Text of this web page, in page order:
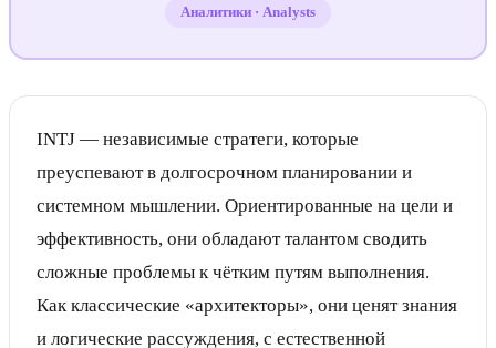
Аналитики · Analysts
INTJ — независимые стратеги, которые
преуспевают в долгосрочном планировании и
системном мышлении. Ориентированные на цели и
эффективность, они обладают талантом сводить
сложные проблемы к чётким путям выполнения.
Как классические «архитекторы», они ценят знания
и логические рассуждения, с естественной